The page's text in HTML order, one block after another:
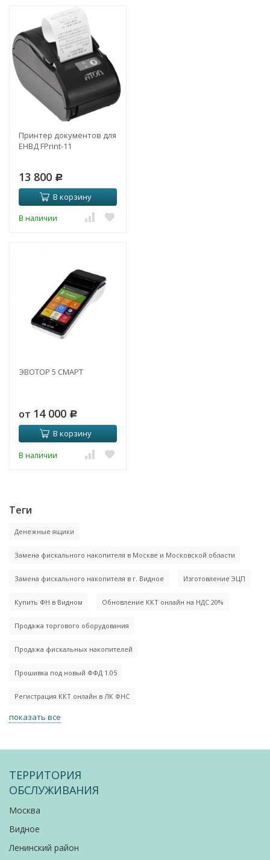
Принтер документов для
ЕНВД FPrint-11
13 800 Р
В корзину
В наличии
ЭВОТОР 5 СМАРТ
от 14 000 Р
В корзину
В наличии
Теги
Денежные ящики
Замена фискального накопителя в Москве и Московской области
Замена фискального накопителя в г. Видное Изготовление ЭЦП
Купить ФН в Видном Обновление ККТ онлайн на НДС 20%
Продажа торгового оборудования
Продажа фискальных накопителей
Прошивка под новый ФФД 1.05
Регистрация ККТ онлайн в ЛК ФНС
показать все
ТЕРРИТОРИЯ
ОБСЛУЖИВАНИЯ
Москва
Видное
Ленинский район